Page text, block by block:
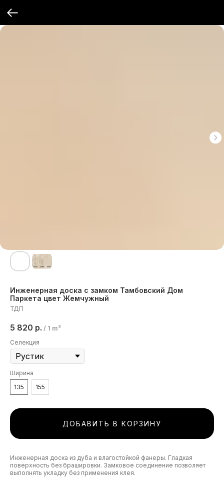
Инженерная доска с замком Тамбовский Дом
Паркета цвет Жемчужный
ТДП
5 820 р. / 1 m²
Селекция
Ширина
135
155
ДОБАВИТЬ В КОРЗИНУ
Инженерная доска из дуба и влагостойкой фанеры. Гладкая
поверхность без брашировки. Замковое соединение позволяет
выполнять укладку без применения клея.